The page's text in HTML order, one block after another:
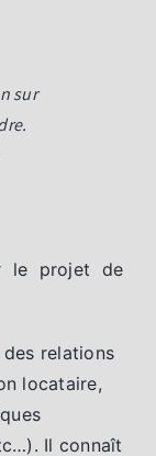
sur
le projet de
relations
locataire,
Il connaît